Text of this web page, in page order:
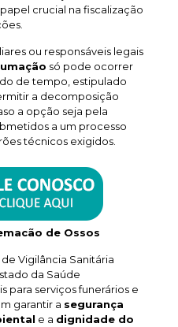
crucial na fiscalização
ou responsáveis legais
só pode ocorrer
de tempo, estipulado
a decomposição
a opção seja pela
a um processo
técnicos exigidos.
de Ossos
Vigilância Sanitária
da Saúde
para serviços funerários e
garantir a segurança
e a dignidade do